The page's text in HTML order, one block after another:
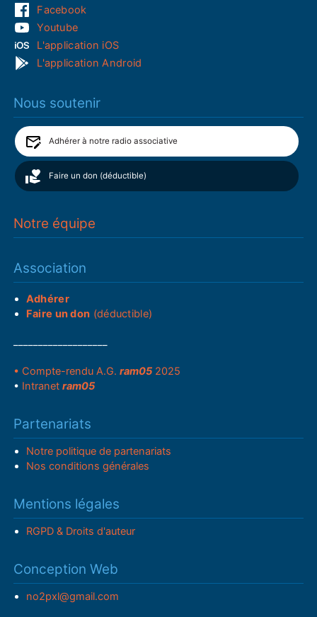
Facebook
Youtube
L'application iOS
L'application Android
Nous soutenir
Adhérer à notre radio associative
Faire un don (déductible)
Notre équipe
Association
Adhérer
Faire un don (déductible)
• Compte-rendu A.G.ram05 2025
• Intranetram05
Partenariats
Notre politique de partenariats
Nos conditions générales
Mentions légales
RGPD & Droits d'auteur
Conception Web
no2pxl@gmail.com